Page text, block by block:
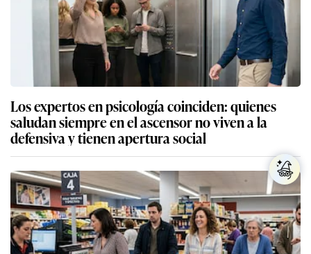
Los expertos en psicología coinciden: quienes
saludan siempre en el ascensor no viven a la
defensiva y tienen apertura social